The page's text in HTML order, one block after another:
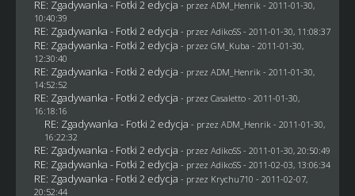
RE: Zgadywanka - Fotki 2 edycja - przez ADM_Henrik - 2011-01-30,
10:40:39
RE: Zgadywanka - Fotki 2 edycja - przez AdikoSS - 2011-01-30, 11:08:37
RE: Zgadywanka - Fotki 2 edycja - przez GM_Kuba - 2011-01-30,
12:30:40
RE: Zgadywanka - Fotki 2 edycja - przez ADM_Henrik - 2011-01-30,
14:52:52
RE: Zgadywanka - Fotki 2 edycja - przez Casaletto- 2011-01-30,
16:18:16
RE: Zgadywanka - Fotki 2 edycja - przez ADM_Henrik - 2011-01-30,
16:22:32
RE: Zgadywanka - Fotki 2 edycja - przez AdikoSS - 2011-01-30, 20:50:49
RE: Zgadywanka - Fotki 2 edycja - przez AdikoSS - 2011-02-03, 13:06:34
RE: Zgadywanka - Fotki 2 edycja - przez Krychu710 - 2011-02-07,
20:52:44